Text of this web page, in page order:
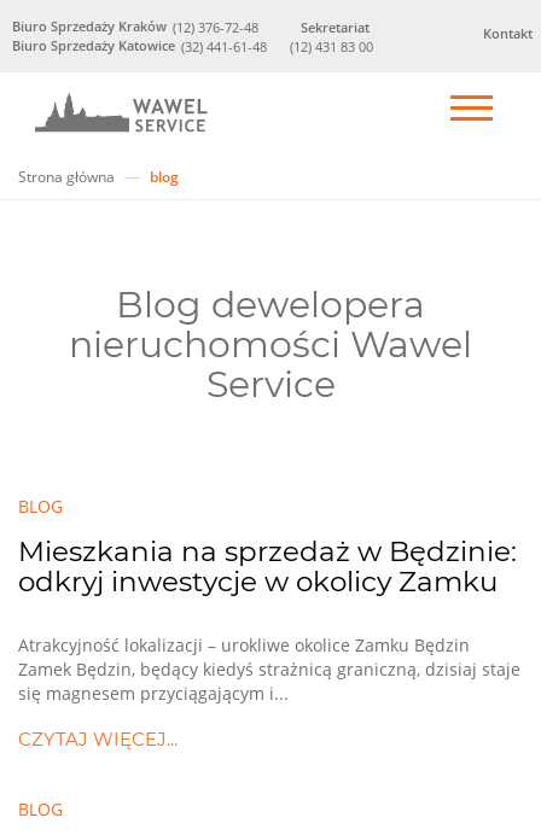
Kontakt
Biuro Sprzedaży Kraków (12) 376-72-48
Biuro Sprzedaży Katowice (32) 441-61-48
Sekretariat
(12) 431 83 00
Strona główna blog
Blog dewelopera
nieruchomości Wawel
Service
BLOG
Mieszkania na sprzedaż w Będzinie:
odkryj inwestycje w okolicy Zamku
Atrakcyjność lokalizacji – urokliwe okolice Zamku Będzin
Zamek Będzin, będący kiedyś strażnicą graniczną, dzisiaj staje
się magnesem przyciągającym i...
CZYTAJ WIĘCEJ...
BLOG